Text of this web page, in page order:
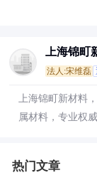
上海锦町
法人:宋维磊
上海锦町新材料
属材料，专业权
热门文章